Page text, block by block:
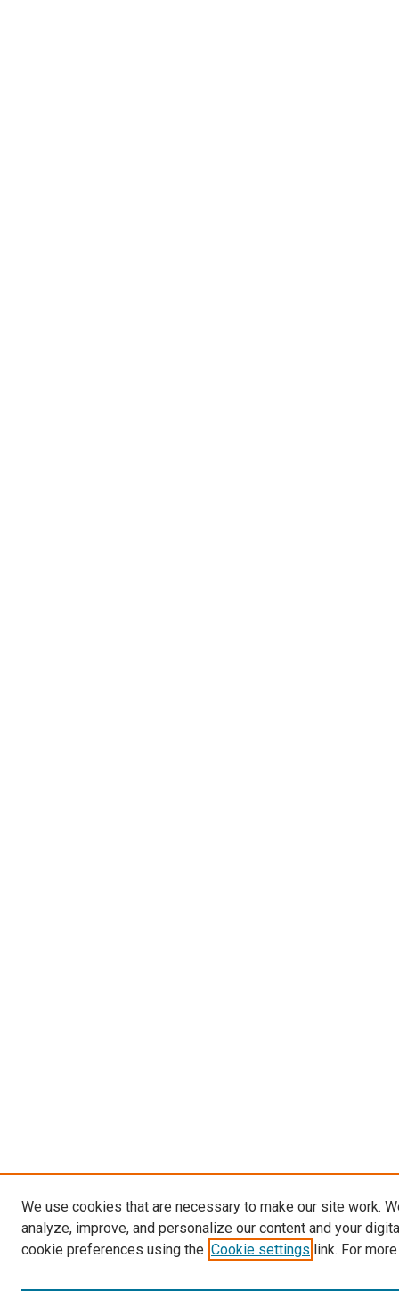
We use cookies that are necessary to make our site work.
analyze, improve, and personalize our content and your
cookie preferences using the Cookie settings link. For